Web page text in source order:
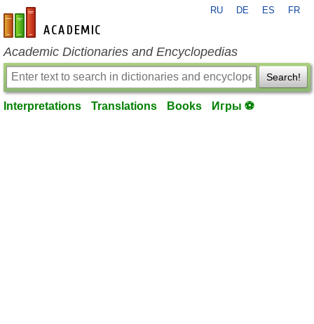
en-academic.com
RU DE ES FR
Academic Dictionaries and Encyclopedias
Search!
Interpretations Translations Books Игры ⚽